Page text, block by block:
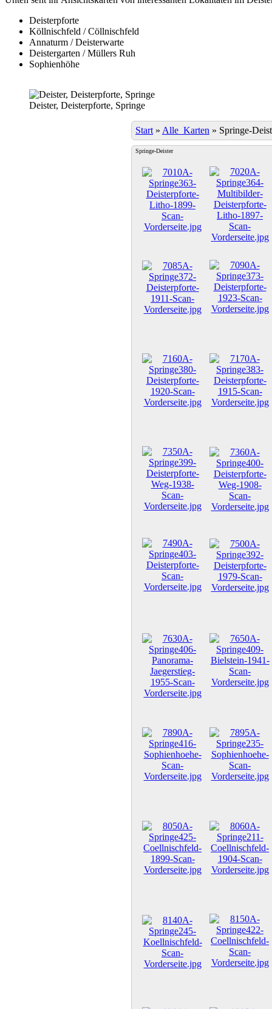
Deisterpforte
Köllnischfeld / Cöllnischfeld
Annaturm / Deisterwarte
Deistergarten / Müllers Ruh
Sophienhöhe
Deister, Deisterpforte, Springe
Start» Alle_Karten » Springe-
Springe-Deister